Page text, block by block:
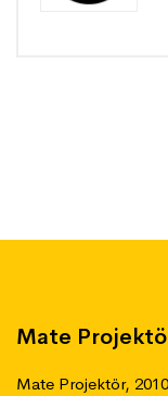
Mate
Mate Projektör,